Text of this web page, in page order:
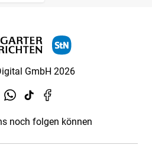
GmbH 2026
noch folgen können